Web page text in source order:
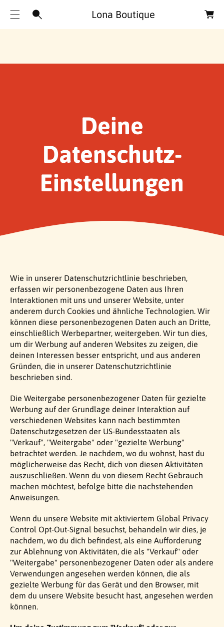
Lona Boutique
n
Deine
Datenschutz-
Einstellungen
Wie in unserer Datenschutzrichtlinie beschrieben,
erfassen wir personenbezogene Daten aus Ihren
Interaktionen mit uns und unserer Website, unter
anderem durch Cookies und ähnliche Technologien. Wir
können diese personenbezogenen Daten auch an Dritte,
einschließlich Werbepartner, weitergeben. Wir tun dies,
um dir Werbung auf anderen Websites zu zeigen, die
deinen Interessen besser entspricht, und aus anderen
Gründen, die in unserer Datenschutzrichtlinie
beschrieben sind.
Die Weitergabe personenbezogener Daten für gezielte
Werbung auf der Grundlage deiner Interaktion auf
verschiedenen Websites kann nach bestimmten
Datenschutzgesetzen der US-Bundesstaaten als
"Verkauf", "Weitergabe" oder "gezielte Werbung"
betrachtet werden. Je nachdem, wo du wohnst, hast du
möglicherweise das Recht, dich von diesen Aktivitäten
auszuschließen. Wenn du von diesem Recht Gebrauch
machen möchtest, befolge bitte die nachstehenden
Anweisungen.
Wenn du unsere Website mit aktiviertem Global Privacy
Control Opt-Out-Signal besuchst, behandeln wir dies, je
nachdem, wo du dich befindest, als eine Aufforderung
zur Ablehnung von Aktivitäten, die als "Verkauf" oder
"Weitergabe" personenbezogener Daten oder als andere
Verwendungen angesehen werden können, die als
gezielte Werbung für das Gerät und den Browser, mit
dem du unsere Website besucht hast, angesehen werden
können.